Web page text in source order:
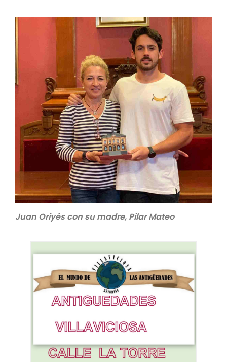
Juan Oriyés con su madre, Pilar Mateo